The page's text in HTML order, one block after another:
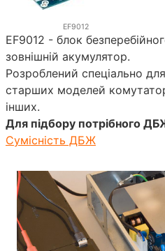
EF9012
EF9012 - блок
зовнішній акумулятор.
Розроблений спеціально
старших моделей
інших.
Для підбору потрібного
Сумісність ДБЖ